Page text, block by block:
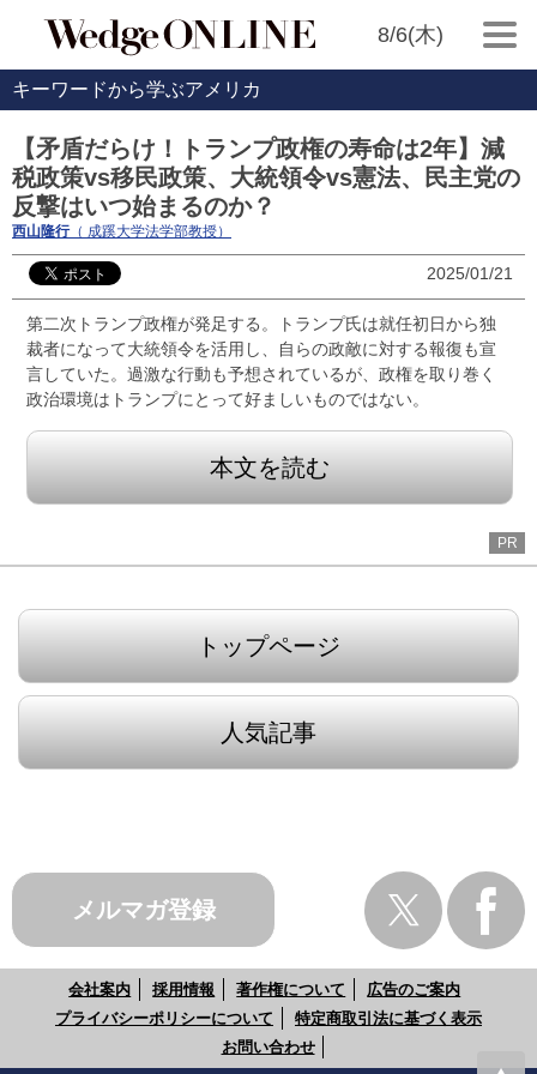
8/6(木)
キーワードから学ぶアメリカ
【矛盾だらけ！トランプ政権の寿命は2年】減
税政策vs移民政策、大統領令vs憲法、民主党の
反撃はいつ始まるのか？
西山隆行（ 成蹊大学法学部教授）
2025/01/21
第二次トランプ政権が発足する。トランプ氏は就任初日から独
裁者になって大統領令を活用し、自らの政敵に対する報復も宣
言していた。過激な行動も予想されているが、政権を取り巻く
政治環境はトランプにとって好ましいものではない。
本文を読む
PR
トップページ
人気記事
メルマガ登録
会社案内 採用情報 著作権について
広告のご案内
プライバシーポリシーについて
特定商取引法に基づく表示
お問い合わせ